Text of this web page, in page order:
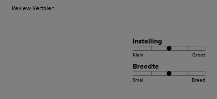
Review Vertalen
Instelling
Klein Groot
Breedte
Smal Breed